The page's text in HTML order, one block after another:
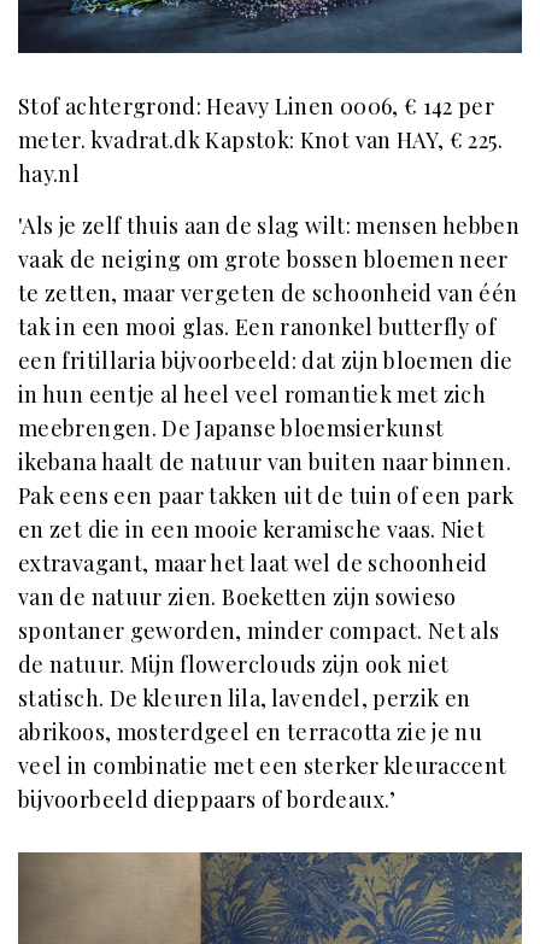
Stof achtergrond: Heavy Linen 0006, € 142 per
meter. kvadrat.dk Kapstok: Knot van HAY, € 225.
hay.nl
'Als je zelf thuis aan de slag wilt: mensen hebben
vaak de neiging om grote bossen bloemen neer
te zetten, maar vergeten de schoonheid van één
tak in een mooi glas. Een ranonkel butterfly of
een fritillaria bijvoorbeeld: dat zijn bloemen die
in hun eentje al heel veel romantiek met zich
meebrengen. De Japanse bloemsierkunst
ikebana haalt de natuur van buiten naar binnen.
Pak eens een paar takken uit de tuin of een park
en zet die in een mooie keramische vaas. Niet
extravagant, maar het laat wel de schoonheid
van de natuur zien. Boeketten zijn sowieso
spontaner geworden, minder compact. Net als
de natuur. Mijn flowerclouds zijn ook niet
statisch. De kleuren lila, lavendel, perzik en
abrikoos, mosterdgeel en terracotta zie je nu
veel in combinatie met een sterker kleuraccent
bijvoorbeeld dieppaars of bordeaux.’